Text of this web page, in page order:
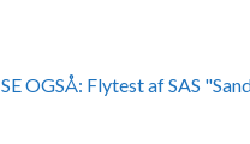
SE OGSÅ: Flytest af SAS